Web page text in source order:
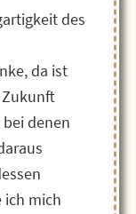
des
da ist
Zukunft
denen
ich mich